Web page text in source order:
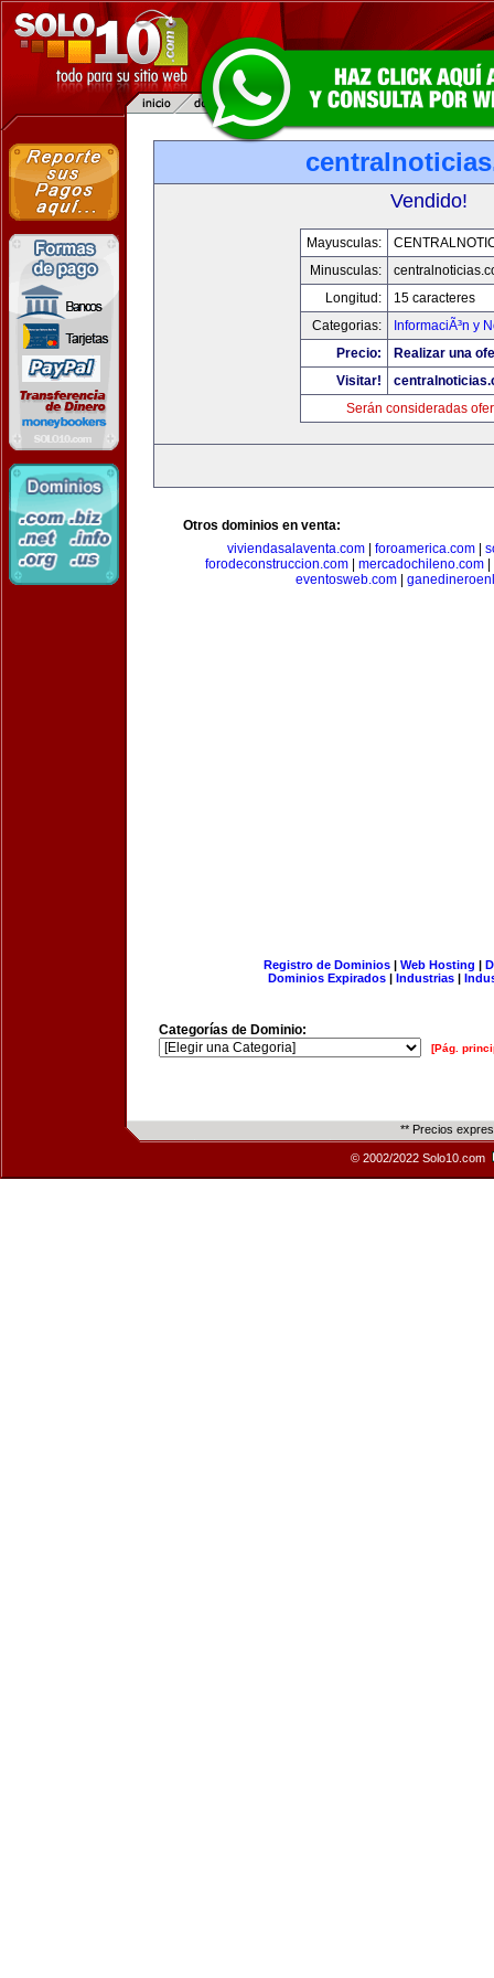
Vendido!
Mayusculas:
Minusculas:
Longitud:
15 caracteres
Categorias:
InformaciÃ³n y
Precio:
Realizar una
Visitar!
Serán consideradas
Otros dominios en venta:
viviendasalaventa.com| foroamerica.com|
forodeconstruccion.com
mercadochileno.com
eventosweb.com|
Registro de Dominios| Web Hosting |
Dominios Expirados | Industrias |
Categorías de Dominio:
[Pág.
** Precios
© 2002/2022 Solo10.com